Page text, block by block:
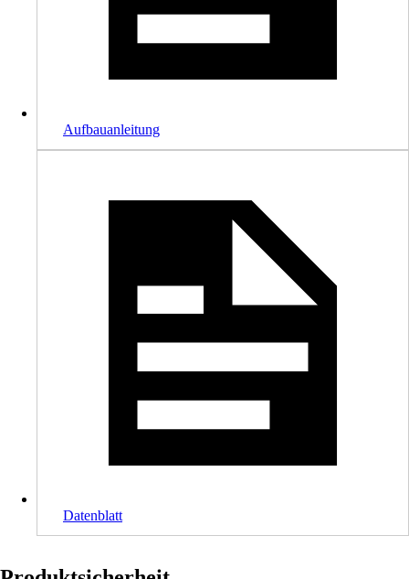
Aufbauanleitung
Datenblatt